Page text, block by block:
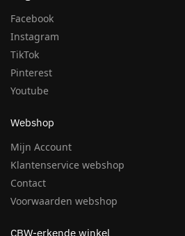
Facebook
Instagram
TikTok
Pinterest
Youtube
Webshop
Mijn Account
Klantenservice webshop
Contact
Voorwaarden webshop
CBW-erkende winkel